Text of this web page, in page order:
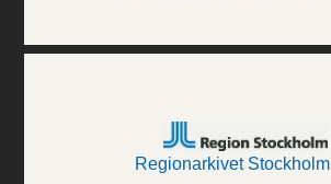
Regionarkivet Stockholm